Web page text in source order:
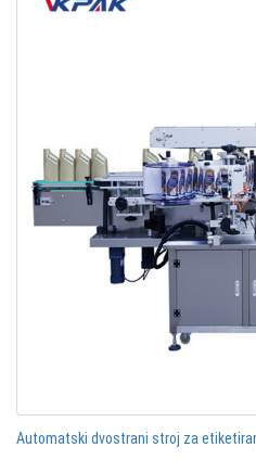
Automatski dvostrani stroj za